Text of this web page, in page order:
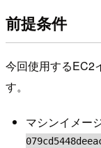
前提条件
今回使用するEC2
す。
マシンイメー